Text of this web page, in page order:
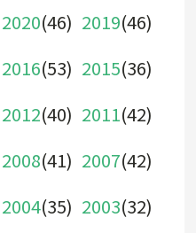
2020(46) 2019(46)
2016(53) 2015(36)
2012(40) 2011(42)
2008(41) 2007(42)
2004(35) 2003(32)